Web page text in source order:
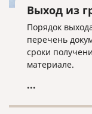
Выход из
Порядок
перечень
сроки
материале.
...